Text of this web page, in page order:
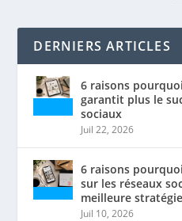
DERNIERS ARTICLES
6 raisons
garantit plus le
sociaux
Juil 22, 2026
6 raisons
sur les réseaux
meilleure stratégie
Juil 10, 2026